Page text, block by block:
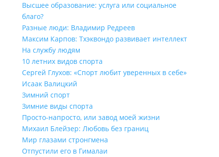
Высшее образование: услуга или социальное
благо?
Разные люди: Владимир Редреев
Максим Карпов: Тхэквондо развивает интеллект
На службу людям
10 летних видов спорта
Сергей Глухов: «Спорт любит уверенных в себе»
Исаак Валицкий
Зимний спорт
Зимние виды спорта
Просто-напросто, или завод моей жизни
Михаил Блейзер: Любовь без границ
Мир глазами стронгмена
Отпустили его в Гималаи